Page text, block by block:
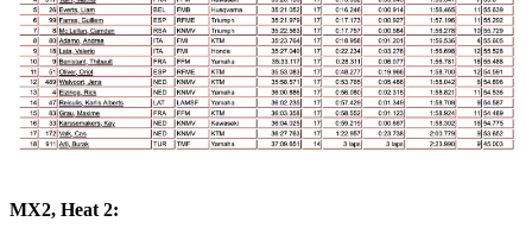
MX2, Heat 2: